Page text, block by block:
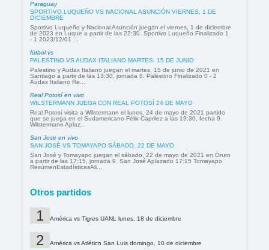
Paraguay
SPORTIVO LUQUEÑO VS NACIONAL ASUNCIÓN VIERNES, 1 DE
DICIEMBRE
Sportivo Luqueño y Nacional Asunción juegan el viernes, 1 de diciembre
de 2023 en Luque a partir de las 22:30. Sportivo Luqueño Finalizado 1
- 1 2023/12/01 ...
fútbol vs
PALESTINO VS AUDAX ITALIANO MARTES, 15 DE JUNIO
Palestino y Audax Italiano juegan el martes, 15 de junio de 2021 en
Santiago a partir de las 13:30, jornada 8. Palestino Finalizado 0 - 2
Audax Italiano Re...
Real Potosí en vivo
WILSTERMANN JUEGA CON REAL POTOSÍ 24 DE MAYO
Real Potosí visita a Wilstermann el lunes, 24 de mayo de 2021 partido
que se juega en el Sudamericano Félix Caprilez a las 19:30, fecha 9.
Wilstermann Aplaz...
San Jose en vivo
SAN JOSÉ VS TOMAYAPO SÁBADO, 22 DE MAYO
San José y Tomayapo juegan el sábado, 22 de mayo de 2021 en Oruro
a partir de las 17:15, jornada 9. San José Aplazado 17:15 Tomayapo
ResúmenEstadísticasAli...
Otros partidos
América vs Tigres UANL lunes, 18 de diciembre
América vs Atlético San Luis domingo, 10 de diciembre